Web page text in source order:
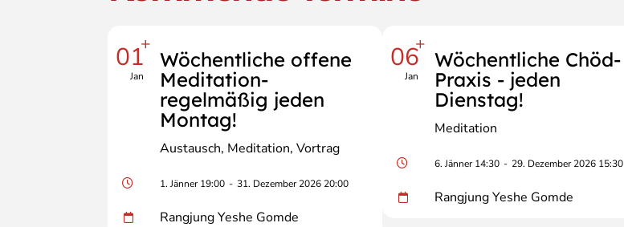
01+
Jan
Wöchentliche offene
Meditation-
regelmäßig jeden
Montag!
Austausch Meditation Vortrag
1. Jänner 19:00 - 31. Dezember 2026 20:00
Rangjung Yeshe Gomde
06+
Jan
Wöchentliche Chöd-
Praxis - jeden
Dienstag!
Meditation
6. Jänner 14:30 - 29. Dezember 2026 15:30
Rangjung Yeshe Gomde